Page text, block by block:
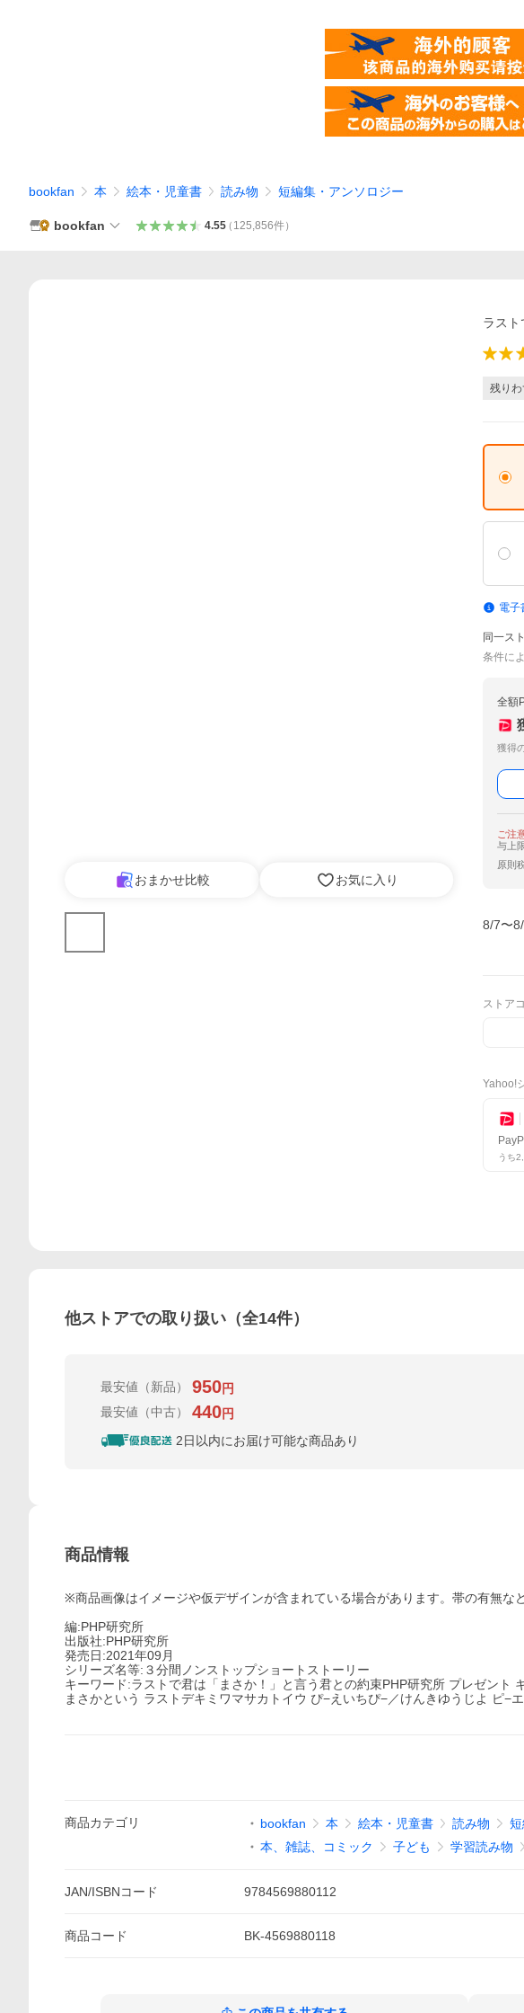
bookfan 本 絵本・児童書 読み物 短編集・アンソロジー
bookfan 4.55（ 125,856件）
おまかせ比較 お気に入り
ラス
残り
電子
同一ス
条件に
全額
獲得
ご注
与上
原則
8/7〜
ストア
Yahoo!
うち
他ストアでの取り扱い（全14件）
最安値 （新品） 950円
最安値 （中古） 440円
2日以内にお届け可能な商品あり
商品情報
※商品画像はイメージや仮デザインが含まれている場合があります。帯の有無な
編:PHP研究所
出版社:PHP研究所
発売日:2021年09月
シリーズ名等:３分間ノンストップショートストーリー
キーワード:ラストで君は「まさか！」と言う君との約束PHP研究所 プレゼント
まさかという ラストデキミワマサカトイウ ぴ−えいちぴ−／けんきゆうじよ ピ−
商品カテゴリ bookfan 本 絵本・児童書 読み物
本、雑誌、コミック
子ども 学習読み物
JAN/ISBNコード 9784569880112
商品コード BK-4569880118